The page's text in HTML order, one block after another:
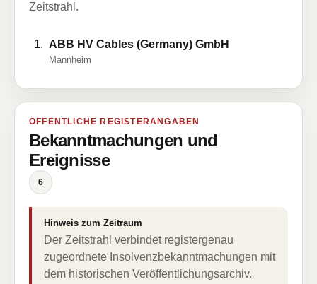
Zeitstrahl.
ABB HV Cables (Germany) GmbH
Mannheim
ÖFFENTLICHE REGISTERANGABEN
Bekanntmachungen und
Ereignisse
6
Hinweis zum Zeitraum
Der Zeitstrahl verbindet registergenau
zugeordnete Insolvenzbekanntmachungen mit
dem historischen Veröffentlichungsarchiv.